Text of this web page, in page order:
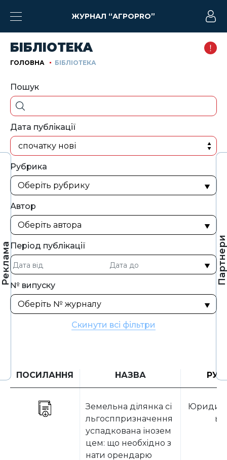
Реклама Партнери
ЖУРНАЛ “АГРОPRO”
БІБЛІОТЕКА
ГОЛОВНА БІБЛІОТЕКА
Пошук
Дата публікації
спочатку нові
Рубрика
Автор
Період публікації
№ випуску
Скинути всі фільтри
ПОСИЛАННЯ НАЗВА
Земельна ділянка сі
льгосппризначення
успадкована інозем
цем: що необхідно з
нати орендарю